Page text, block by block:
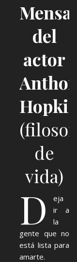
Mensaje
del
actor
Anthony
Hopkins
(filosofía
de
vida)
D
eja
ir a
la
gente que no
está lista para
amarte.